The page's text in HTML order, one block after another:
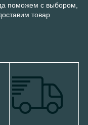
поможем с выбором,
товар